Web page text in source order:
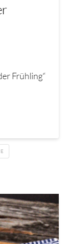
Frühling“